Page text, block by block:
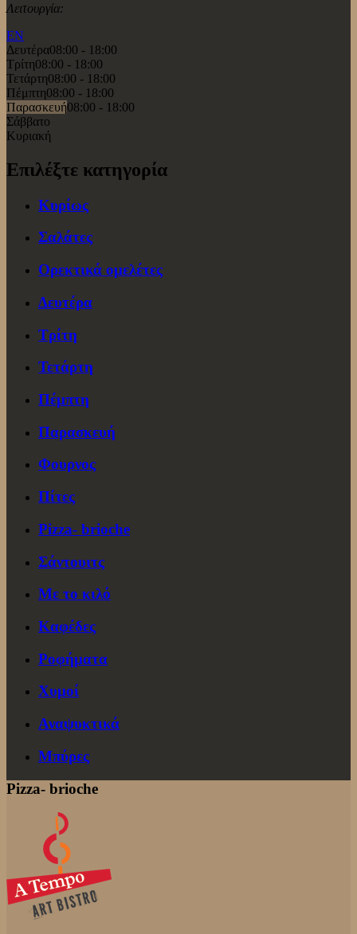
Λειτουργία:
EN
Δευτέρα08:00 - 18:00
Τρίτη08:00 - 18:00
Τετάρτη08:00 - 18:00
Πέμπτη08:00 - 18:00
Παρασκευή08:00 - 18:00
Σάββατο
Κυριακή
Επιλέξτε κατηγορία
Κυρίως
Σαλάτες
Ορεκτικά ομελέτες
Δευτέρα
Τρίτη
Τετάρτη
Πέμπτη
Παρασκευή
Φουρνος
Πίτες
Pizza- brioche
Σάντουιτς
Με το κιλό
Καφέδες
Ροφήματα
Χυμοί
Αναψυκτικά
Μπύρες
Pizza- brioche